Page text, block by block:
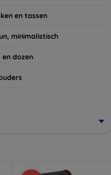
en tassen
minimalistisch
dozen